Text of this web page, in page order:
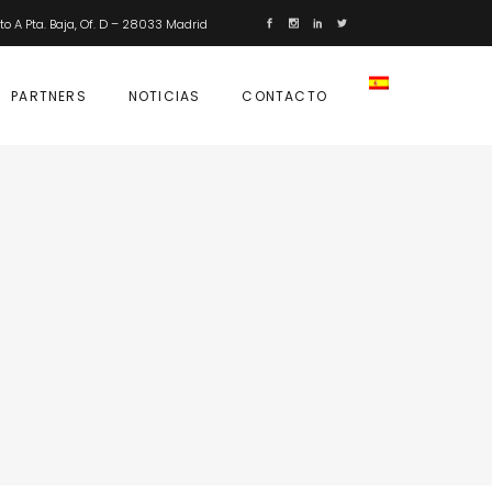
A Pta. Baja, Of. D – 28033 Madrid
PARTNERS NOTICIAS CONTACTO